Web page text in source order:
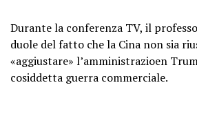
Durante la conferenza TV, il
duole del fatto che la Cina non sia
«aggiustare» l’amministrazioen
cosiddetta guerra commerciale.